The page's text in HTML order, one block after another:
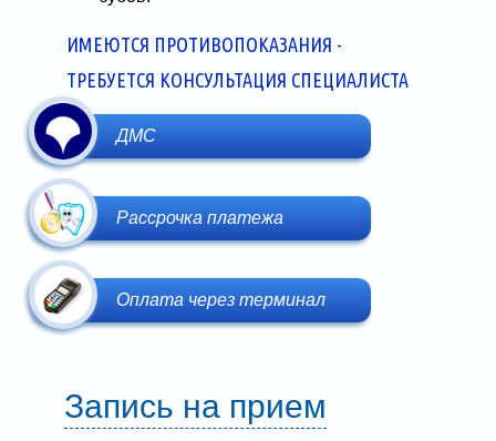
ИМЕЮТСЯ ПРОТИВОПОКАЗАНИЯ -
ТРЕБУЕТСЯ КОНСУЛЬТАЦИЯ СПЕЦИАЛИСТА
ДМС
Рассрочка платежа
Оплата через терминал
Запись на прием